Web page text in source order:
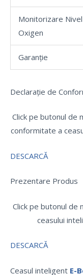
Monitorizare Nivel
Oxigen
Garanție
Declarație de
Click pe butonul de
conformitate a
DESCARCĂ
Prezentare Produs
Click pe butonul de
ceasului
DESCARCĂ
Ceasul inteligent E-